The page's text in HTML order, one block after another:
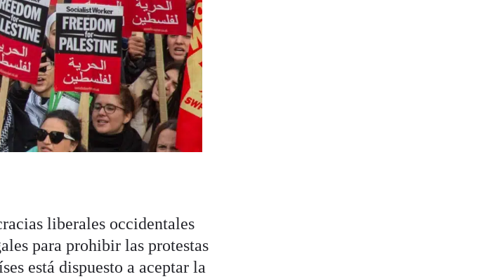
liberales occidentales
para prohibir las protestas
está dispuesto a aceptar la